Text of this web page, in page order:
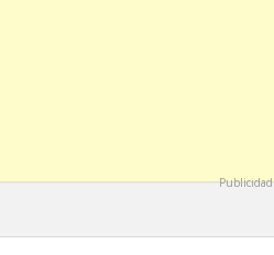
Publicidad